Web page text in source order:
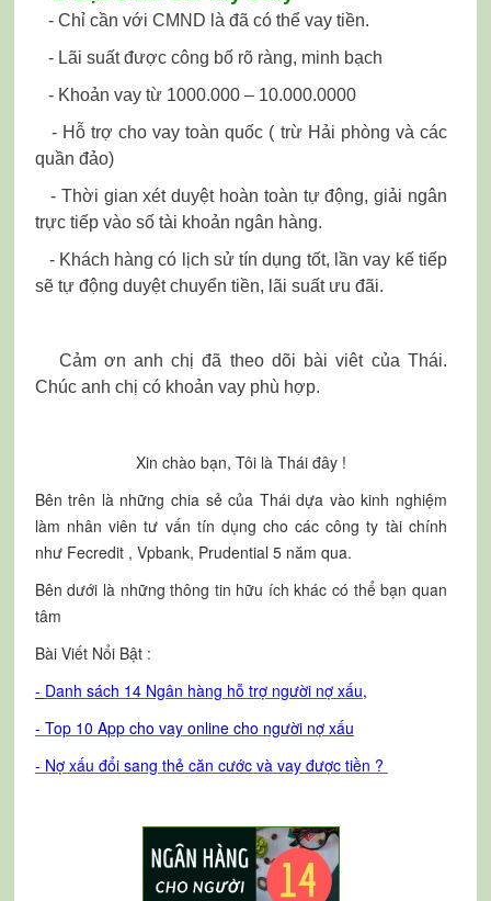
- Chỉ cần với CMND là đã có thể vay tiền.
- Lãi suất được công bố rõ ràng, minh bạch
- Khoản vay từ 1000.000 – 10.000.0000
- Hỗ trợ cho vay toàn quốc ( trừ Hải phòng và các
quần đảo)
- Thời gian xét duyệt hoàn toàn tự động, giải ngân
trực tiếp vào số tài khoản ngân hàng.
- Khách hàng có lịch sử tín dụng tốt, lần vay kế tiếp
sẽ tự động duyệt chuyển tiền, lãi suất ưu đãi.
Cảm ơn anh chị đã theo dõi bài viêt của Thái.
Chúc anh chị có khoản vay phù hợp.
Xin chào bạn, Tôi là Thái đây !
Bên trên là những chia sẻ của Thái dựa vào kinh nghiệm
làm nhân viên tư vấn tín dụng cho các công ty tài chính
như Fecredit , Vpbank, Prudential 5 năm qua.
Bên dưới là những thông tin hữu ích khác có thể bạn quan
tâm
Bài Viết Nổi Bật :
- Danh sách 14 Ngân hàng hỗ trợ người nợ xấu,
- Top 10 App cho vay online cho người nợ xấu
- Nợ xấu đổi sang thẻ căn cước và vay được tiền ?